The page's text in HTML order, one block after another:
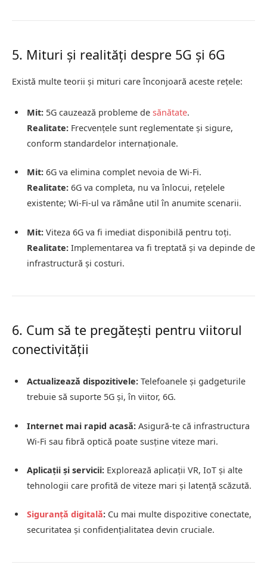
5. Mituri și realități despre 5G și 6G
Există multe teorii și mituri care înconjoară aceste rețele:
Mit: 5G cauzează probleme de sănătate.
Realitate: Frecvențele sunt reglementate și sigure,
conform standardelor internaționale.
Mit: 6G va elimina complet nevoia de Wi-Fi.
Realitate: 6G va completa, nu va înlocui, rețelele
existente; Wi-Fi-ul va rămâne util în anumite scenarii.
Mit: Viteza 6G va fi imediat disponibilă pentru toți.
Realitate: Implementarea va fi treptată și va depinde de
infrastructură și costuri.
6. Cum să te pregătești pentru viitorul
conectivității
Actualizează dispozitivele: Telefoanele și gadgeturile
trebuie să suporte 5G și, în viitor, 6G.
Internet mai rapid acasă: Asigură-te că infrastructura
Wi-Fi sau fibră optică poate susține viteze mari.
Aplicații și servicii: Explorează aplicații VR, IoT și alte
tehnologii care profită de viteze mari și latență scăzută.
Siguranță digitală: Cu mai multe dispozitive conectate,
securitatea și confidențialitatea devin cruciale.